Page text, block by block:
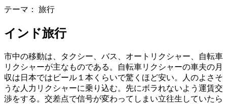
テーマ： 旅行
インド旅行
市中の移動は、タクシー、バス、オートリクシャー、自転車
リクシャーが主なものである。自転車リクシャーの車夫の月
収は日本ではビール１本くらいで驚くほど安い。人のよさそ
うな人力リクシャーに乗り込む。先にボラれないよう運賃交
渉をする。交差点で信号が変わってしまい立往生していたら